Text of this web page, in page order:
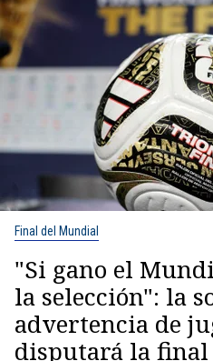
Final del Mundial
"Si gano el
la selección": la
advertencia de
disputará la final